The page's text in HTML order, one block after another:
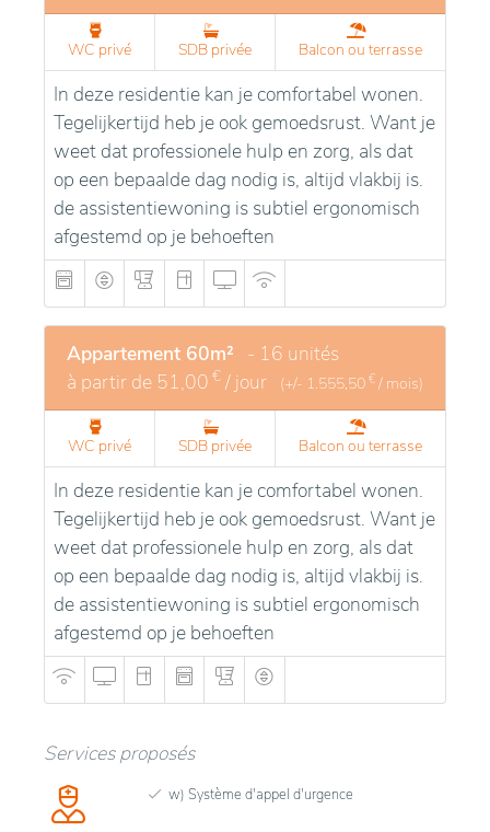
WC privé SDB privée Balcon ou terrasse
In deze residentie kan je comfortabel wonen.
Tegelijkertijd heb je ook gemoedsrust. Want je
weet dat professionele hulp en zorg, als dat
op een bepaalde dag nodig is, altijd vlakbij is.
de assistentiewoning is subtiel ergonomisch
afgestemd op je behoeften
Appartement 60m² - 16 unités
à partir de 51,00 € / jour (+/- 1.555,50 € / mois)
WC privé SDB privée Balcon ou terrasse
In deze residentie kan je comfortabel wonen.
Tegelijkertijd heb je ook gemoedsrust. Want je
weet dat professionele hulp en zorg, als dat
op een bepaalde dag nodig is, altijd vlakbij is.
de assistentiewoning is subtiel ergonomisch
afgestemd op je behoeften
Services proposés
w) Système d'appel d'urgence